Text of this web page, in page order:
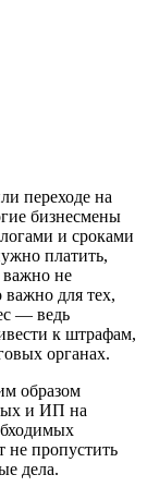
переходе на
бизнесмены
и сроками
платить,
важно не
важно для тех,
— ведь
к штрафам,
органах.
образом
и ИП на
не пропустить
дела.